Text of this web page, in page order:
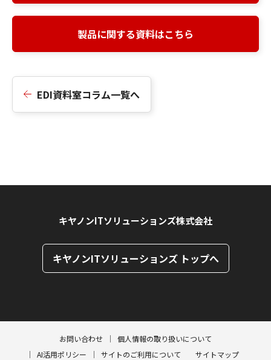
製品に関する資料はこちら
EDI資料室コラム一覧へ
キヤノンITソリューションズ株式会社
キヤノンITソリューションズ トップへ
お問い合わせ
個人情報の取り扱いについて
AI活用ポリシー
サイトのご利用について サイトマップ